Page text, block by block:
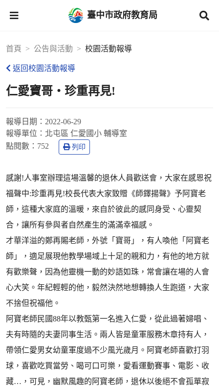
臺中市政府教育局
首頁 公告與活動 校園活動報導
返回校園活動報導
仁愛寶哥‧珍重再見!
報導日期： 2022-06-29
報導單位： 北屯區 仁愛國小 輔導室
點閱數： 752 列印
感謝!人事室辦理這場溫馨的退休人員歡送會，大家在感恩祝
福聲中:珍重再見!校長代表大家致贈《師鐸揚聲》予阿寶老
師，這種大家庭的溫暖，來自於彼此的感同身受、心靈契
合，讓所有參與者自然產生的滿滿幸福感。
才華洋溢的鄭再賜老師，外號「寶哥」，有人喚他「阿寶老
師」，適足展現他教學場域上十足的親和力，有他的地方就
有歡樂聲，因為他靈機一動的妙語如珠，常會讓在場的人會
心大笑。年紀輕輕的他，毅然決然地想轉換人生跑道，大家
不捨但祝福他。
阿寶老師民國88年以教甄第一名進入仁愛，從此過著婦唱、
夫有時隨的夫妻同事生活。兩人皆是童軍服務木章持有人，
帶領仁愛男女幼童軍度過不少風光歲月。阿寶老師喜歡打羽
球，喜歡吃買當勞、喝可口可樂，愛看運動賽事、電影、收
藏…，可見，幽默風趣的阿寶老師，退休以後絕不會孤單寂